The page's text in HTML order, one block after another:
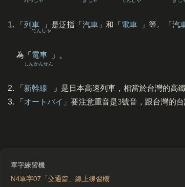
「 列車 」是泛指「 汽車 」和「 電車 」等。「 汽
為「 電車
でんしゃ
」。
「 新幹線
しんかんせん
」是日本高速列車，相當於台灣的高鐵
「 オートバイ 」要注意重音是3號音，跟台灣的
N4單字07「交通篇」線上練習機